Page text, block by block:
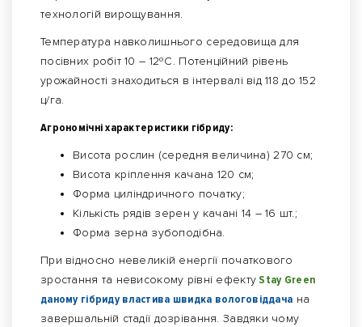
технологій вирощування.
Температура навколишнього середовища для
посівних робіт 10 – 12ºC. Потенційний рівень
урожайності знаходиться в інтервалі від 118 до 152
ц/га.
Агрономічні характеристики гібриду:
Висота рослин (середня величина) 270 см;
Висота кріплення качана 120 см;
Форма циліндричного початку;
Кількість рядів зерен у качані 14 – 16 шт.;
Форма зерна зубоподібна.
При відносно невеликій енергії початкового
зростання та невисокому рівні ефекту Stay Green
даному гібриду властива швидка вологовіддача на
завершальній стадії дозрівання. Завдяки чому